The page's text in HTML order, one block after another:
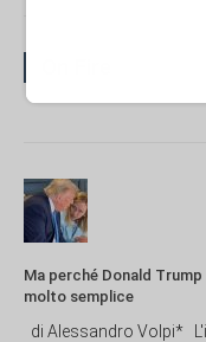
Ma perché Donald
molto semplice
di Alessandro Volpi*